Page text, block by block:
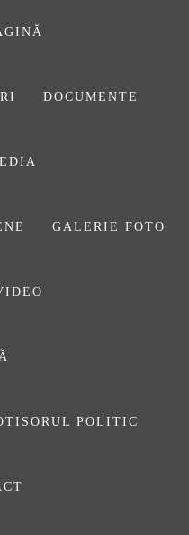
DOCUMENTE
GALERIE FOTO
POLITIC